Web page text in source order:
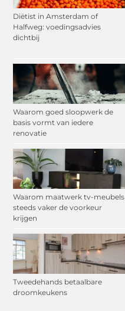
Diëtist in Amsterdam of
Halfweg: voedingsadvies
dichtbij
Waarom goed sloopwerk de
basis vormt van iedere
renovatie
Waarom maatwerk tv-meubels
steeds vaker de voorkeur
krijgen
Tweedehands betaalbare
droomkeukens